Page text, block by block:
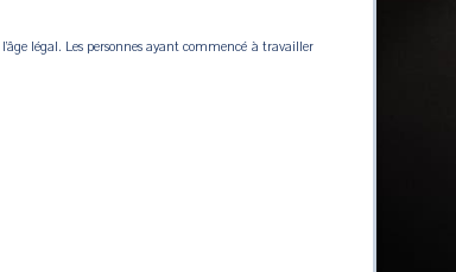
légal. Les personnes ayant commencé à travailler